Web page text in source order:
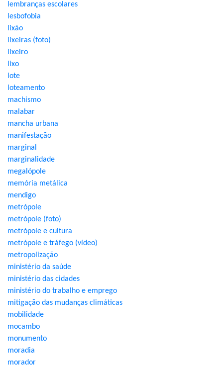
lembranças escolares
lesbofobia
lixão
lixeiras (foto)
lixeiro
lixo
lote
loteamento
machismo
malabar
mancha urbana
manifestação
marginal
marginalidade
megalópole
memória metálica
mendigo
metrópole
metrópole (foto)
metrópole e cultura
metrópole e tráfego (vídeo)
metropolização
ministério da saúde
ministério das cidades
ministério do trabalho e emprego
mitigação das mudanças climáticas
mobilidade
mocambo
monumento
moradia
morador